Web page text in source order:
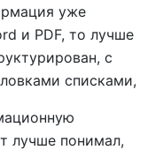
уже
и PDF, то лучше
с
списками,
лучше понимал,